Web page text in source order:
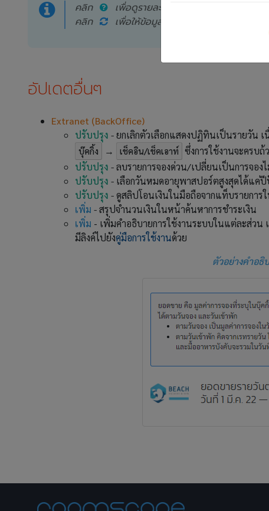
คลิก
เพื่อดูรายละเอียดเพิ่มเติมในแต่ละส่วน
คลิก
เพื่อให้ข้อมูลเป็นปัจจุบัน หรือเปลี่ยนตัว
อัปเดตอื่นๆ
Extranet (ฺBackOffice)
ปรับปรุง - ยกเลิกตัวเลือกแสดงปฏิทินเป็นรายวัน
บุ๊คกิ้ง → เช็คอิน/เช็คเอาท์ ซึ่งการใช้งานจะครบ
ปรับปรุง - ลบรายการจองด่วน/เปลี่ยนเป็นการจอง
ปรับปรุง - เลือกวันหมดอายุพาสปอร์ตสูงสุดได้แค่
ปรับปรุง - ดูสลิปโอนเงินในมือถือจากแท็บรายกา
เพิ่ม - สรุปจำนวนเงินในหน้าค้นหาการชำระเงิน
เพิ่ม - เพิ่มคำอธิบายการใช้งานระบบในแต่ละส่วน
มีลิงค์ไปยังคู่มือการใช้งานด้วย
ตัวอย่างคำอธิ